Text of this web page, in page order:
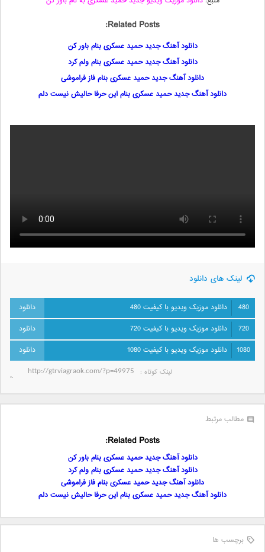
Related Posts:
دانلود آهنگ جدید حمید عسکری بنام باور کن
دانلود آهنگ جدید حمید عسکری بنام ولم کرد
دانلود آهنگ جدید حمید عسکری بنام فاز فراموشی
دانلود آهنگ جدید حمید عسکری بنام این حرفا حالیش نیست دلم
لینک های دانلود
480
دانلود موزیک ویدیو با کیفیت 480
720
دانلود موزیک ویدیو با کیفیت 720
1080
دانلود موزیک ویدیو با کیفیت 1080
لینک کوتاه‌ :
مطالب مرتبط
Related Posts:
دانلود آهنگ جدید حمید عسکری بنام باور کن
دانلود آهنگ جدید حمید عسکری بنام ولم کرد
دانلود آهنگ جدید حمید عسکری بنام فاز فراموشی
دانلود آهنگ جدید حمید عسکری بنام این حرفا حالیش نیست دلم
برچسب ها